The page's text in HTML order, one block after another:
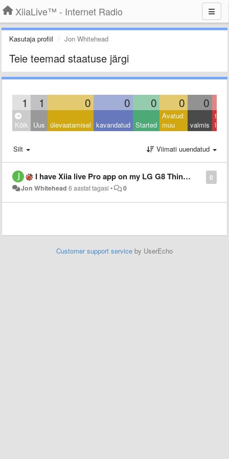
XiiaLive™ - Internet Radio
Kasutaja profiil Jon Whitehead
Teie teemad staatuse järgi
1 1 0 0 0 0 0
Kõik Uus ülevaatamisel kavandatud Started
Avatud:
muu
valmis
Silt Viimati uuendatud
0
I have Xiia live Pro app on my LG G8 ThinQ phone and it is not working al all as of 5pm EDT. No stations at all. I am Jon Whitehead xorthontech@yahoo.com
Jon Whitehead 6 aastat tagasi • 0
Customer support service by UserEcho